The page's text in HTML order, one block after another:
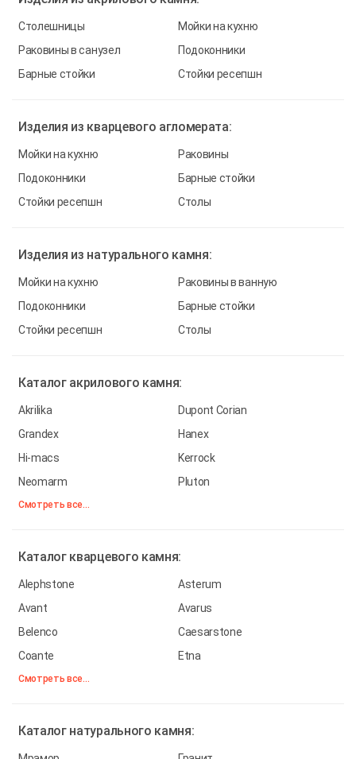
Столешницы
Мойки на кухню
Раковины в санузел
Подоконники
Барные стойки
Стойки ресепшн
Изделия из кварцевого агломерата:
Мойки на кухню
Раковины
Подоконники
Барные стойки
Стойки ресепшн
Столы
Изделия из натурального камня:
Мойки на кухню
Раковины в ванную
Подоконники
Барные стойки
Стойки ресепшн
Столы
Каталог акрилового камня:
Akrilika
Dupont Corian
Grandex
Hanex
Hi-macs
Kerrock
Neomarm
Pluton
Смотреть все...
Каталог кварцевого камня:
Alephstone
Asterum
Avant
Avarus
Belenco
Caesarstone
Coante
Etna
Смотреть все...
Каталог натурального камня: